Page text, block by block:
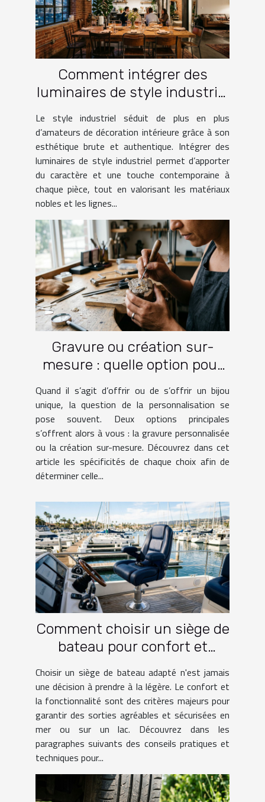
Comment intégrer des
luminaires de style industriel
dans votre intérieur ?
Le style industriel séduit de plus en plus
d’amateurs de décoration intérieure grâce à son
esthétique brute et authentique. Intégrer des
luminaires de style industriel permet d’apporter
du caractère et une touche contemporaine à
chaque pièce, tout en valorisant les matériaux
nobles et les lignes...
Gravure ou création sur-
mesure : quelle option pour
Quand il s’agit d’offrir ou de s’offrir un bijou
unique, la question de la personnalisation se
pose souvent. Deux options principales
s’offrent alors à vous : la gravure personnalisée
ou la création sur-mesure. Découvrez dans cet
article les spécificités de chaque choix afin de
déterminer celle...
Comment choisir un siège de
bateau pour confort et
fonctionnalité?
Choisir un siège de bateau adapté n'est jamais
une décision à prendre à la légère. Le confort et
la fonctionnalité sont des critères majeurs pour
garantir des sorties agréables et sécurisées en
mer ou sur un lac. Découvrez dans les
paragraphes suivants des conseils pratiques et
techniques pour...